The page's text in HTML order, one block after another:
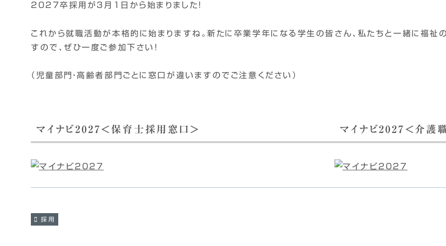
2027卒採用が3月1日から始まりました！
これから就職活動が本格的に始まりますね。新たに卒業学年になる学生の皆さん、私たちと一緒に福祉
すので、ぜひ一度ご参加下さい！
（児童部門・高齢者部門ごとに窓口が違いますのでご注意ください）
マイナビ2027＜保育士採用窓口＞ マイナビ2027＜介護
採用